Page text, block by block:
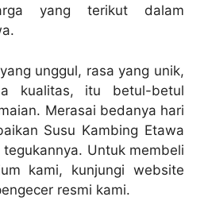
yang terikut dalam
unggul, rasa yang unik,
kualitas, itu betul-betul
Merasai bedanya hari
Susu Kambing Etawa
tegukannya. Untuk membeli
kami, kunjungi website
resmi kami.